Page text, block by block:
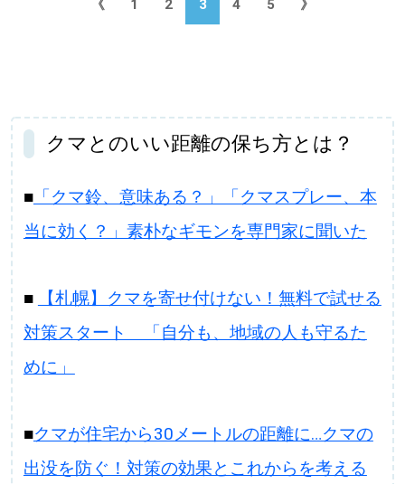
《 1 2 3 4 5 》
クマとのいい距離の保ち方とは？
■「クマ鈴、意味ある？」「クマスプレー、本
当に効く？」素朴なギモンを専門家に聞いた
■
【札幌】クマを寄せ付けない！無料で試せる
対策スタート 「自分も、地域の人も守るた
めに」
■クマが住宅から30メートルの距離に…クマの
出没を防ぐ！対策の効果とこれからを考える